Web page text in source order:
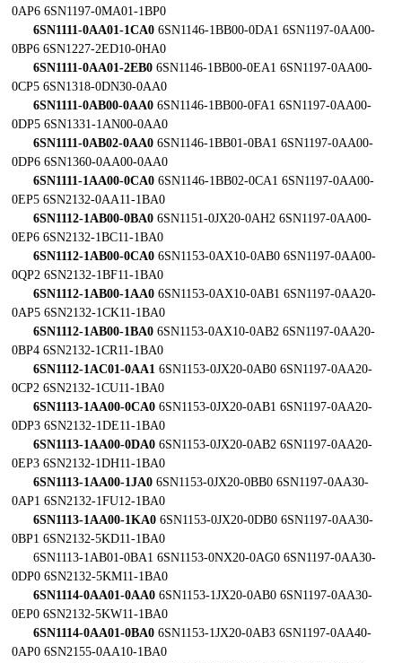
0AP6 6SN1197-0MA01-1BP0
6SN1111-0AA01-1CA0 6SN1146-1BB00-0DA1 6SN1197-0AA00-
0BP6 6SN1227-2ED10-0HA0
6SN1111-0AA01-2EB0 6SN1146-1BB00-0EA1 6SN1197-0AA00-
0CP5 6SN1318-0DN30-0AA0
6SN1111-0AB00-0AA0 6SN1146-1BB00-0FA1 6SN1197-0AA00-
0DP5 6SN1331-1AN00-0AA0
6SN1111-0AB02-0AA0 6SN1146-1BB01-0BA1 6SN1197-0AA00-
0DP6 6SN1360-0AA00-0AA0
6SN1111-1AA00-0CA0 6SN1146-1BB02-0CA1 6SN1197-0AA00-
0EP5 6SN2132-0AA11-1BA0
6SN1112-1AB00-0BA0 6SN1151-0JX20-0AH2 6SN1197-0AA00-
0EP6 6SN2132-1BC11-1BA0
6SN1112-1AB00-0CA0 6SN1153-0AX10-0AB0 6SN1197-0AA00-
0QP2 6SN2132-1BF11-1BA0
6SN1112-1AB00-1AA0 6SN1153-0AX10-0AB1 6SN1197-0AA20-
0AP5 6SN2132-1CK11-1BA0
6SN1112-1AB00-1BA0 6SN1153-0AX10-0AB2 6SN1197-0AA20-
0BP4 6SN2132-1CR11-1BA0
6SN1112-1AC01-0AA1 6SN1153-0JX20-0AB0 6SN1197-0AA20-
0CP2 6SN2132-1CU11-1BA0
6SN1113-1AA00-0CA0 6SN1153-0JX20-0AB1 6SN1197-0AA20-
0DP3 6SN2132-1DE11-1BA0
6SN1113-1AA00-0DA0 6SN1153-0JX20-0AB2 6SN1197-0AA20-
0EP3 6SN2132-1DH11-1BA0
6SN1113-1AA00-1JA0 6SN1153-0JX20-0BB0 6SN1197-0AA30-
0AP1 6SN2132-1FU12-1BA0
6SN1113-1AA00-1KA0 6SN1153-0JX20-0DB0 6SN1197-0AA30-
0BP1 6SN2132-5KD11-1BA0
6SN1113-1AB01-0BA1 6SN1153-0NX20-0AG0 6SN1197-0AA30-
0DP0 6SN2132-5KM11-1BA0
6SN1114-0AA01-0AA0 6SN1153-1JX20-0AB0 6SN1197-0AA30-
0EP0 6SN2132-5KW11-1BA0
6SN1114-0AA01-0BA0 6SN1153-1JX20-0AB3 6SN1197-0AA40-
0AP0 6SN2155-0AA10-1BA0